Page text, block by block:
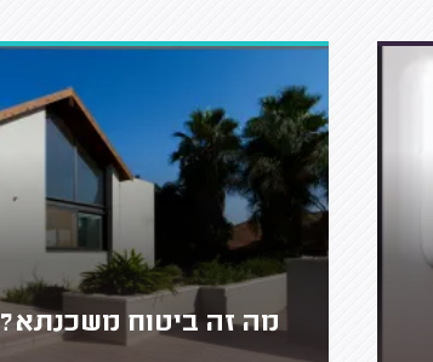
מה זה ביטוח משכנתא?